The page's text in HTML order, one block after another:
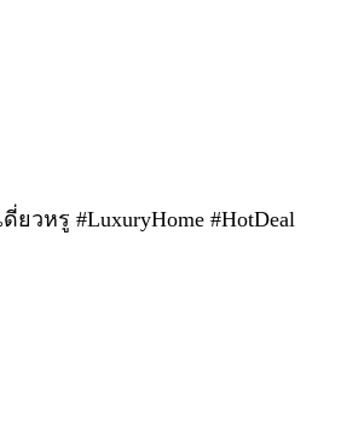
วหรู #LuxuryHome #HotDeal